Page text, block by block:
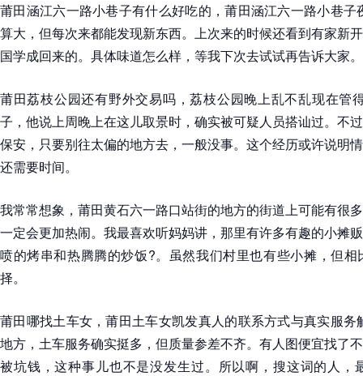
莆田涵江六一路小巷子有什么好吃的，莆田涵江六一路小巷
算大，但每次来都能发现新东西。上次来的时候还看到有家新
国学成回来的。具体味道怎么样，等我下次去试试再告诉大家。
莆田荔枝公园还有野外交易吗，荔枝公园晚上乱不乱现在管
子，他说上周晚上在这儿取景时，确实被可疑人员搭讪过。不
保安，只要别往太偏的地方去，一般没事。这个经历或许说明
还需要时间。
我常常想象，莆田黄石六一路口站街的地方的街道上可能有很
一定会更加热闹。我最喜欢听妈妈讲，那里有许多有趣的小摊
喷的烤串和热腾腾的炒饭?。虽然我们村里也有些小摊，但
择。
莆田哪找土车女，莆田土车女凯发真人的联系方式与真实服
地方，土车服务确实挺多，但质量参差不齐。有人图便宜找了
被坑钱，这种事儿也不是没发生过。所以啊，搜这词的人，